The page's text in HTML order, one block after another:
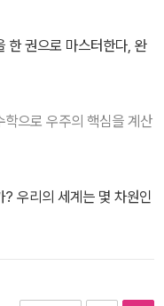
한 권으로 마스터한다, 완
으로 우주의 핵심을 계산
우리의 세계는 몇 차원인